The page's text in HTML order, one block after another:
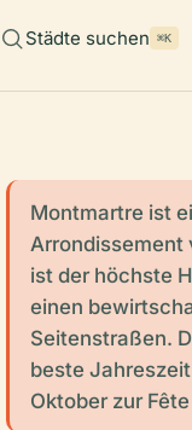
Städte suchen ⌘K
Montmartre ist
Arrondissement
ist der höchste
einen
Seitenstraßen.
beste
Oktober zur